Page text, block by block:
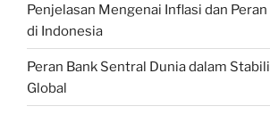
Penjelasan Mengenai Inflasi dan
di Indonesia
Peran Bank Sentral Dunia dalam
Global